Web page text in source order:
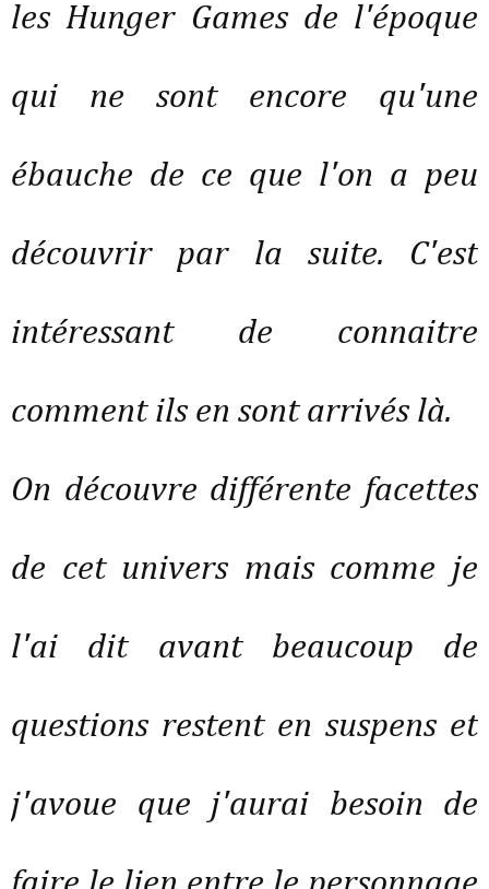
les Hunger Games de l'époque
qui ne sont encore qu'une
ébauche de ce que l'on a peu
découvrir par la suite. C'est
intéressant de connaitre
comment ils en sont arrivés là.
On découvre différente facettes
de cet univers mais comme je
l'ai dit avant beaucoup de
questions restent en suspens et
j'avoue que j'aurai besoin de